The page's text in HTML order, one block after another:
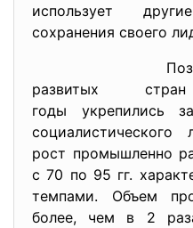
использует
сохранения своего
Позиции
развитых
годы укрепились
социалистического
рост промышленно
с 70 по 95 гг.
темпами. Объем
более, чем в 2